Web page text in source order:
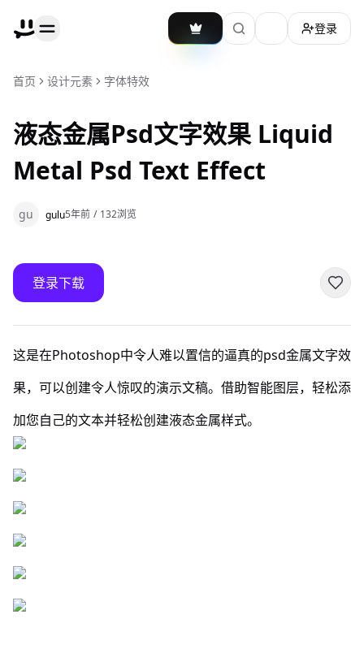
加载主题切换
登录
首页 设计元素 字体特效
液态金属Psd文字效果 Liquid
Metal Psd Text Effect
gu gulu5年前 / 132浏览
登录下载
这是在Photoshop中令人难以置信的逼真的psd金属文字效
果，可以创建令人惊叹的演示文稿。借助智能图层，轻松添
加您自己的文本并轻松创建液态金属样式。